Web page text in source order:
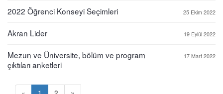
2022 Öğrenci Konseyi Seçimleri 25 Ekim 2022
Akran Lider 19 Eylül 2022
Mezun ve Üniversite, bölüm ve program
çıktıları anketleri
17 Mart 2022